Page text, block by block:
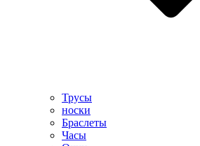
Трусы
носки
Браслеты
Часы